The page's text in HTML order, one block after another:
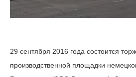
29 сентября 2016 года состоится
производственной площадки